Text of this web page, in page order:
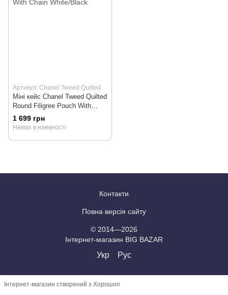
Артикул: Chanel Tweed Quilted
Міні кейс Chanel Tweed Quilted
Round Filigree Pouch With
Chain White/Black
1 699 грн
Немає в наявності
Контакти
Повна версія сайту
© 2014—2026
Інтернет-магазин BIG BAZAR
Укр Рус
Інтернет-магазин створений з Хорошоп